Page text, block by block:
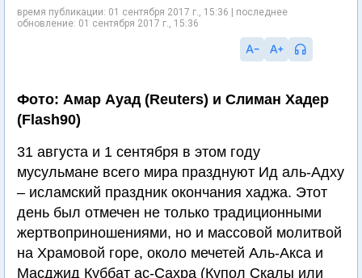
время публикации: 01 сентября 2017 г., 15:36 | последнее
обновление: 01 сентября 2017 г., 15:36
Фото: Амар Ауад (Reuters) и Слиман Хадер
(Flash90)
31 августа и 1 сентября в этом году
мусульмане всего мира празднуют Ид аль-Адху
– исламский праздник окончания хаджа. Этот
день был отмечен не только традиционными
жертвоприношениями, но и массовой молитвой
на Храмовой горе, около мечетей Аль-Акса и
Масджид Куббат ас-Сахра (Купол Скалы или